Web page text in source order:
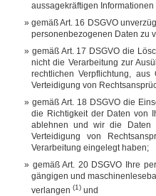
aussagekräftigen
gemäß Art. 16 DSGVO
personenbezogenen Daten zu
gemäß Art. 17 DSGVO die
nicht die Verarbeitung zur
rechtlichen Verpflichtung,
Verteidigung von
gemäß Art. 18 DSGVO die
die Richtigkeit der Daten von
ablehnen und wir die Daten
Verteidigung von
Verarbeitung eingelegt haben;
gemäß Art. 20 DSGVO Ihre
gängigen und
verlangen (1) und